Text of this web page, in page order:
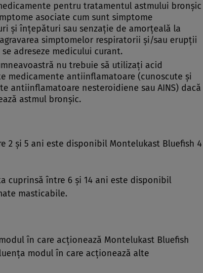
pentru tratamentul astmului bronşic
asociate cum sunt simptome
şi înţepături sau senzaţie de amorţeală la
simptomelor respiratorii şi/sau erupţii
adreseze medicului curant.
nu trebuie să utilizaţi acid
medicamente antiinflamatoare (cunoscute şi
antiinflamatoare nesteroidiene sau AINS) dacă
astmul bronşic.
2 şi 5 ani este disponibil Montelukast Bluefish 4
cuprinsă între 6 şi 14 ani este disponibil
masticabile.
în care acţionează Montelukast Bluefish
modul în care acţionează alte